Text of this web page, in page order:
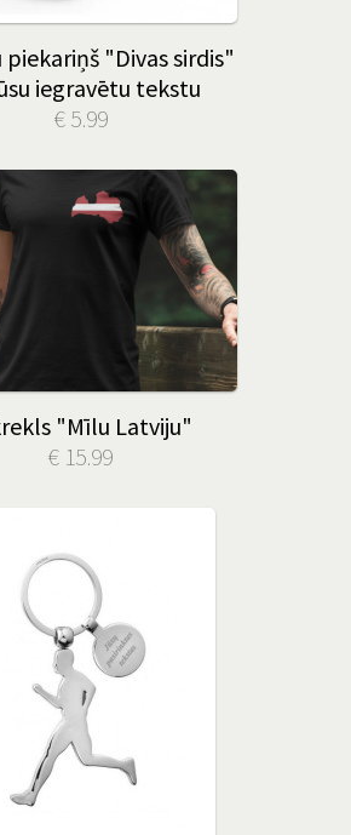
"Divas sirdis"
iegravētu tekstu
€ 5.99
"Mīlu Latviju"
€ 15.99